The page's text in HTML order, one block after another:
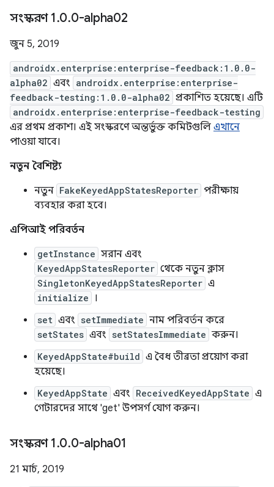
সংস্করণ 1.0.0-alpha02
জুন 5, 2019
androidx.enterprise:enterprise-feedback:1.0.0-
alpha02 এবং androidx.enterprise:enterprise-
feedback-testing:1.0.0-alpha02 প্রকাশিত হয়েছে। এটি
androidx.enterprise:enterprise-feedback-testing
এর প্রথম প্রকাশ। এই সংস্করণে অন্তর্ভুক্ত কমিটগুলি এখানে
পাওয়া যাবে।
নতুন বৈশিষ্ট্য
নতুন FakeKeyedAppStatesReporter পরীক্ষায়
ব্যবহার করা হবে।
এপিআই পরিবর্তন
getInstance সরান এবং
KeyedAppStatesReporter থেকে নতুন ক্লাস
SingletonKeyedAppStatesReporter এ
initialize ।
set এবং setImmediate নাম পরিবর্তন করে
setStates এবং setStatesImmediate করুন।
KeyedAppState#build এ বৈধ তীব্রতা প্রয়োগ করা
হয়েছে।
KeyedAppState এবং ReceivedKeyedAppState এ
গেটারদের সাথে 'get' উপসর্গ যোগ করুন।
সংস্করণ 1.0.0-alpha01
21 মার্চ, 2019